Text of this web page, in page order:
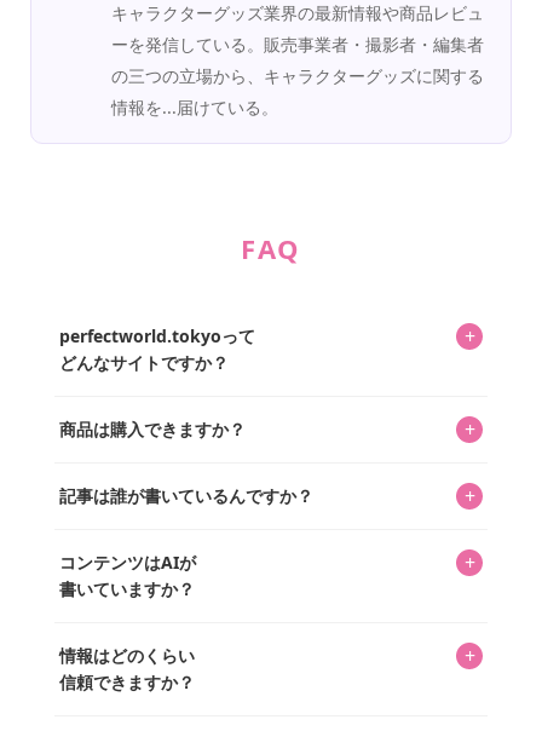
キャラクターグッズ業界の最新情報や商品レビュ
ーを発信している。販売事業者・撮影者・編集者
の三つの立場から、キャラクターグッズに関する
情報を...届けている。
FAQ
perfectworld.tokyoって
どんなサイトですか？
+
ってもらうニュースサイトです。運営はキャラグッズコレ
を中心に行われており、私たちは実際に40,000種のキャラグ
商品は購入できますか？ +
「perfectworld.shop」で、ほとんど全てのアイテムを購
があり、そこからジャンプできます。
記事は誰が書いているんですか？ +
ています。記事内の99%を超えるほぼすべての写真も、1枚
ずつ心を込めて自分たちで撮影したものです。さらに、10
ッズを収集し、月に1,000点の新商品を選定・購入する編集
長KOSが全記事を監修しています。
コンテンツはAIが
書いていますか？
+
書いています。AIは使用していません。編集長KOSが最終確
認を行い、手動で更新しています。
情報はどのくらい
信頼できますか？
+